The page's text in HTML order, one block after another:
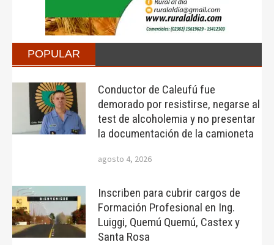
POPULAR
Conductor de Caleufú fue
demorado por resistirse, negarse al
test de alcoholemia y no presentar
la documentación de la camioneta
agosto 4, 2026
Inscriben para cubrir cargos de
Formación Profesional en Ing.
Luiggi, Quemú Quemú, Castex y
Santa Rosa